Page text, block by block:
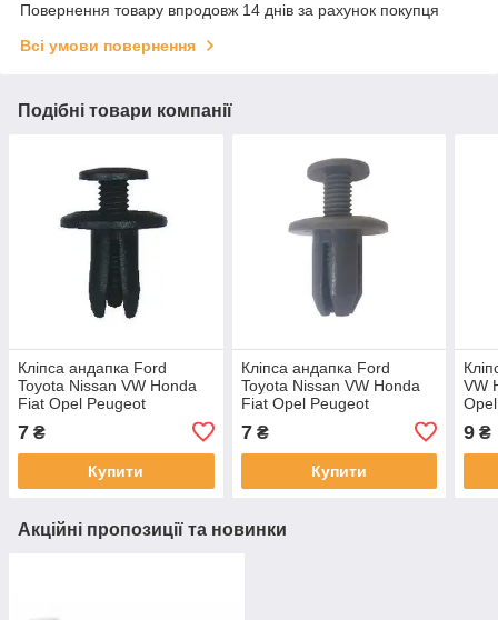
Повернення товару впродовж 14 днів за рахунок покупця
Всі умови повернення
Подібні товари компанії
Кліпса андапка Ford
Toyota Nissan VW Honda
Fiat Opel Peugeot
Mercedes Citroen Daewoo
Mitsubishi відв. 10,0 №80
7 ₴
Купити
Кліпса андапка Ford
Toyota Nissan VW Honda
Fiat Opel Peugeot
Mercedes Citroen Daewoo
Mitsubishi відв. 10,0 №80
7₴
Купити
VW
9 ₴
Акційні пропозиції та новинки